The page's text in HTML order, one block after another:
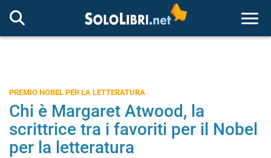
PREMIO NOBEL PER LA LETTERATURA
Chi è Margaret Atwood, la
scrittrice tra i favoriti per il Nobel
per la letteratura